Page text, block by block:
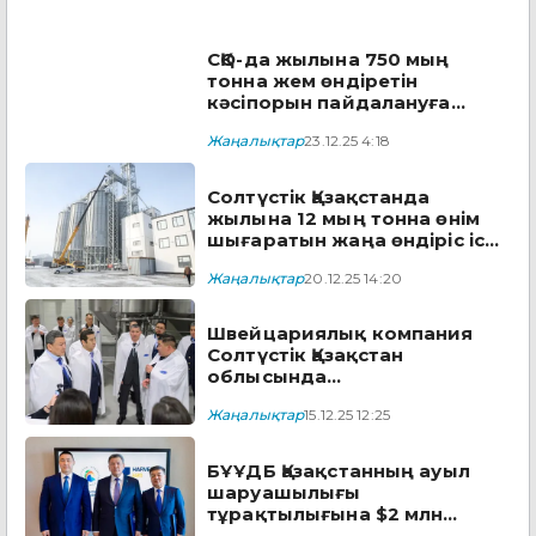
СҚО-да жылына 750 мың
тонна жем өндіретін
кәсіпорын пайдалануға
Жаңалықтар23.12.25 4:18
Солтүстік Қазақстанда
жылына 12 мың тонна өнім
шығаратын жаңа өндіріс іске
Жаңалықтар20.12.25 14:20
Швейцариялық компания
Солтүстік Қазақстан
облысында
құрады
Жаңалықтар15.12.25 12:25
БҰҰДБ Қазақстанның ауыл
шаруашылығы
тұрақтылығына $2 млн